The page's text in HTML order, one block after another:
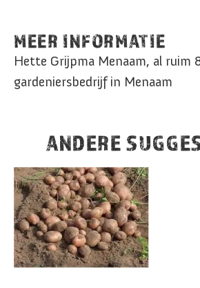
MEER INFORMATIE
Hette Grijpma Menaam, al ruim
gardeniersbedrijf in Menaam
ANDERE